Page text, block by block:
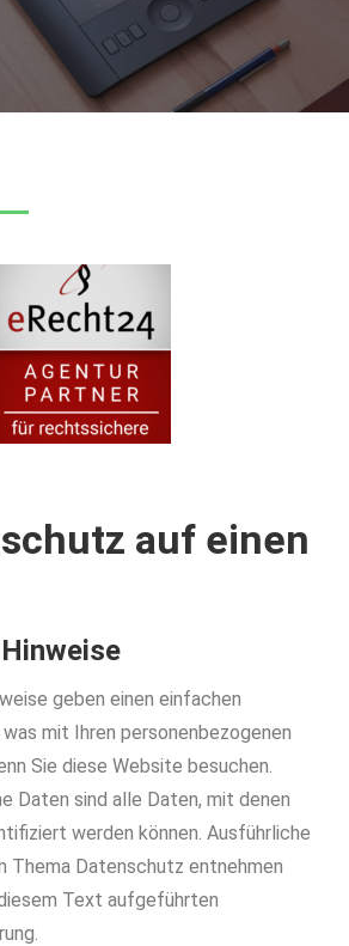
auf einen
geben einen einfachen
mit Ihren personenbezogenen
Sie diese Website besuchen.
Daten sind alle Daten, mit denen
werden können. Ausführliche
Thema Datenschutz entnehmen
Text aufgeführten